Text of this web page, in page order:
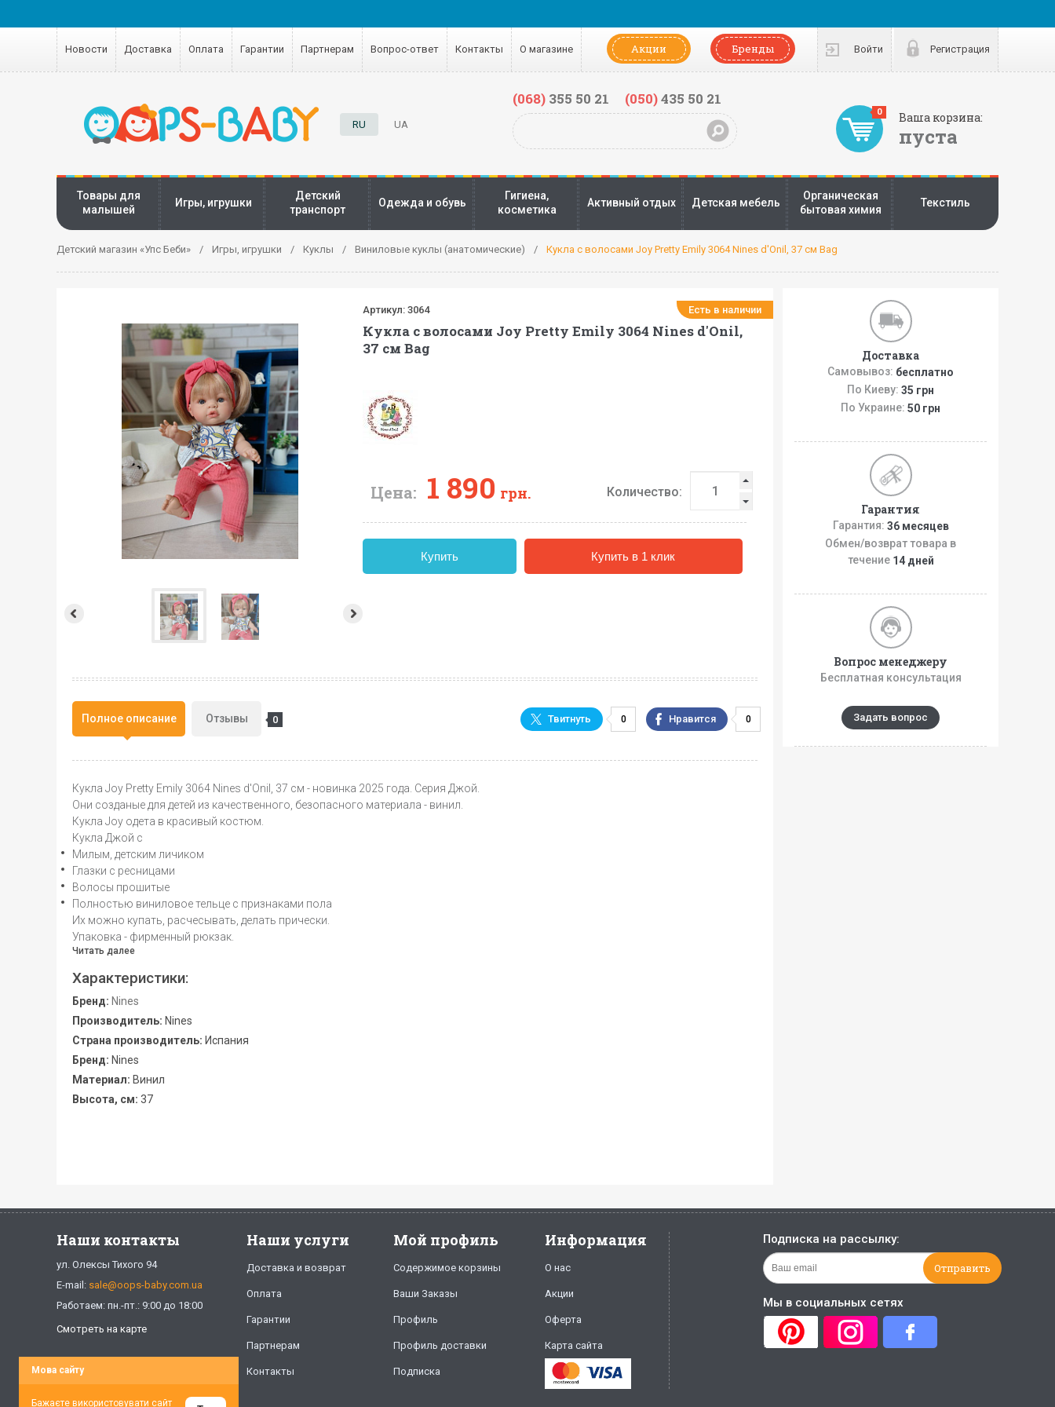
Войти Регистрация
Новости Доставка Оплата Гарантии Партнерам Вопрос-ответ Контакты О магазине Акции Бренды
Ваша корзина:
пуста
0
RU UA
(068)355 50 21 (050)435 50 21
Товары для
малышей
Игры, игрушки
Детский
транспорт
Одежда и обувь
Гигиена,
косметика
Активный отдых Детская мебель
Органическая
бытовая химия
Текстиль
Детский магазин «Упс Беби» Игры, игрушки Куклы Виниловые куклы (анатомические) Кукла с волосами Joy Pretty Emily 3064 Nines d'Onil, 37 см Bag
Артикул: 3064 Есть в наличии
Кукла с волосами Joy Pretty Emily 3064 Nines d'Onil,
37 см Bag
Цена: 1 890 грн. Количество:
Купить Купить в 1 клик
Полное описание Отзывы 0 0 0
Кукла Joy Pretty Emily 3064 Nines d'Onil, 37 см - новинка 2025 года. Серия Джой.
Они созданые для детей из качественного, безопасного материала - винил.
Кукла Joy одета в красивый костюм.
Кукла Джой с
Милым, детским личиком
Глазки c ресницами
Волосы прошитые
Полностью виниловое тельце с признаками пола
Их можно купать, расчесывать, делать прически.
Упаковка - фирменный рюкзак.
Читать далее
Характеристики:
Бренд: Nines
Производитель: Nines
Страна производитель: Испания
Бренд: Nines
Материал: Винил
Высота, см: 37
Доставка
Самовывоз: бесплатно
По Киеву: 35 грн
По Украине: 50 грн
Гарантия
Гарантия: 36 месяцев
Обмен/возврат товара в
течение 14 дней
Вопрос менеджеру
Бесплатная консультация
Задать вопрос
Наши контакты
ул. Олексы Тихого 94
E-mail: sale@oops-baby.com.ua
Работаем: пн.-пт.: 9:00 до 18:00
Смотреть на карте
Наши услуги
Доставка и возврат
Оплата
Гарантии
Партнерам
Контакты
Мой профиль
Содержимое корзины
Ваши Заказы
Профиль
Профиль доставки
Подписка
Информация
О нас
Акции
Оферта
Карта сайта
Подписка на рассылку:
Мы в социальных сетях
Мова сайту
Бажаєте використовувати сайт